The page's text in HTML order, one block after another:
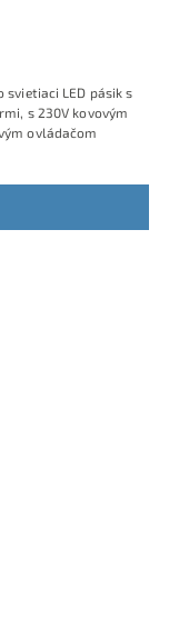
svietiaci LED pásik s
s 230V kovovým
ovládačom